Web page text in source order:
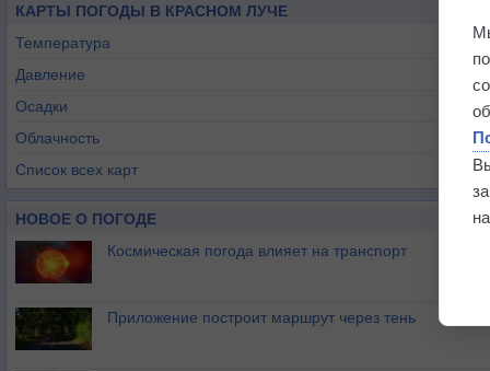
КАРТЫ ПОГОДЫ В КРАСНОМ ЛУЧЕ
Температура
Давление
Осадки
Облачность
Список всех карт
НОВОЕ О ПОГОДЕ
Космическая погода влияет на транспорт
Приложение построит маршрут через тень